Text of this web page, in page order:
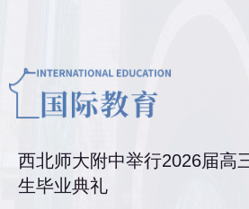
西北师大附中举行2026届高
生毕业典礼